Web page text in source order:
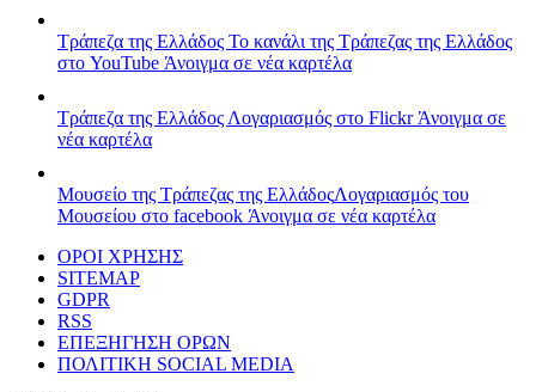
Τράπεζα της Ελλάδος Το κανάλι της Τράπεζας της Ελλάδος
στο YouTube Άνοιγμα σε νέα καρτέλα
Τράπεζα της Ελλάδος Λογαριασμός στο FlickrΆνοιγμα σε
νέα καρτέλα
Μουσείο της Τράπεζας της ΕλλάδοςΛογαριασμός του
Μουσείου στο facebook Άνοιγμα σε νέα καρτέλα
ΟΡΟΙ ΧΡΗΣΗΣ
SITEMAP
GDPR
RSS
ΕΠΕΞΗΓΗΣΗ ΟΡΩΝ
ΠΟΛΙΤΙΚΗ SOCIAL MEDIA